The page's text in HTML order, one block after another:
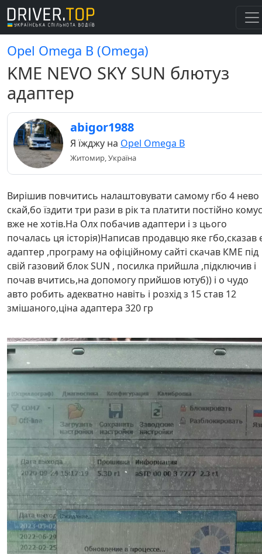
Opel Omega B (Omega)
KME NEVO SKY SUN блютуз
адаптер
abigor1988
Я їжджу на Opel Omega B
Житомир, Україна
Вирішив повчитись налаштовувати самому гбо 4 нево
скай,бо їздити три рази в рік та платити постійно
вже не хотів.На Олх побачив адаптери і з цього
почалась ця історія)Написав продавцю яке гбо,сказав
адаптер ,програму на офіційному сайті скачав КМЕ під
свій газовий блок SUN , посилка прийшла ,підключив і
почав вчитись,на допомогу прийшов ютуб)) і о чудо
авто робить адекватно навіть і розхід з 15 став 12
змішаного,ціна адаптера 320 гр